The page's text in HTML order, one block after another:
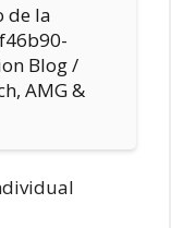
de la
Blog /
AMG &